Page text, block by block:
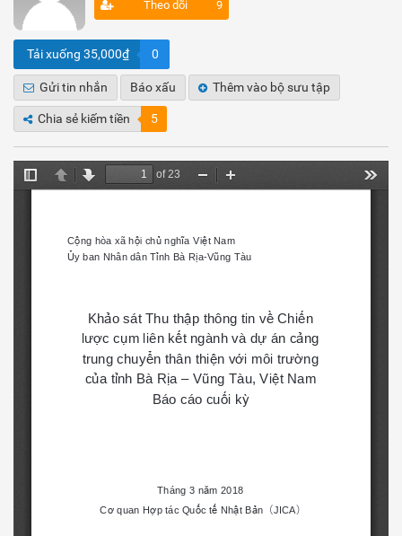
Theo dõi 9
Tải xuống 35,000₫ 0
Gửi tin nhắn Báo xấu Thêm vào bộ sưu tập
Chia sẻ kiếm tiền 5